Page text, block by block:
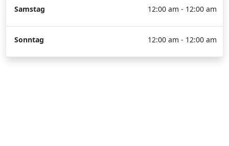
Samstag 12:00 am - 12:00 am
Sonntag 12:00 am - 12:00 am